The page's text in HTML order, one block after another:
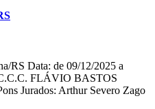
RS Data: de 09/12/2025 a
FLÁVIO BASTOS
Jurados: Arthur Severo Zago